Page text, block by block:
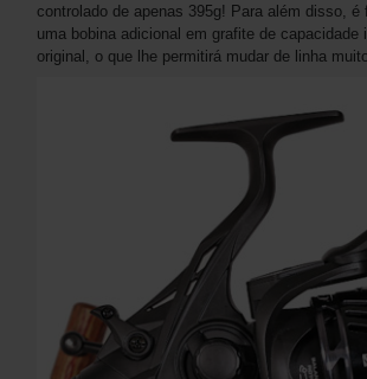
controlado de apenas 395g! Para além disso, é
uma bobina adicional em grafite de capacidade
original, o que lhe permitirá mudar de linha